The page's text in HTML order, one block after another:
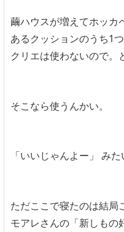
繭ハウスが増えてホッカ
あるクッションのうち1
クリエは使わないので。
そこなら使うんかい。
「いいじゃんよー」 み
ただここで寝たのは結局
モアレさんの「新しもの